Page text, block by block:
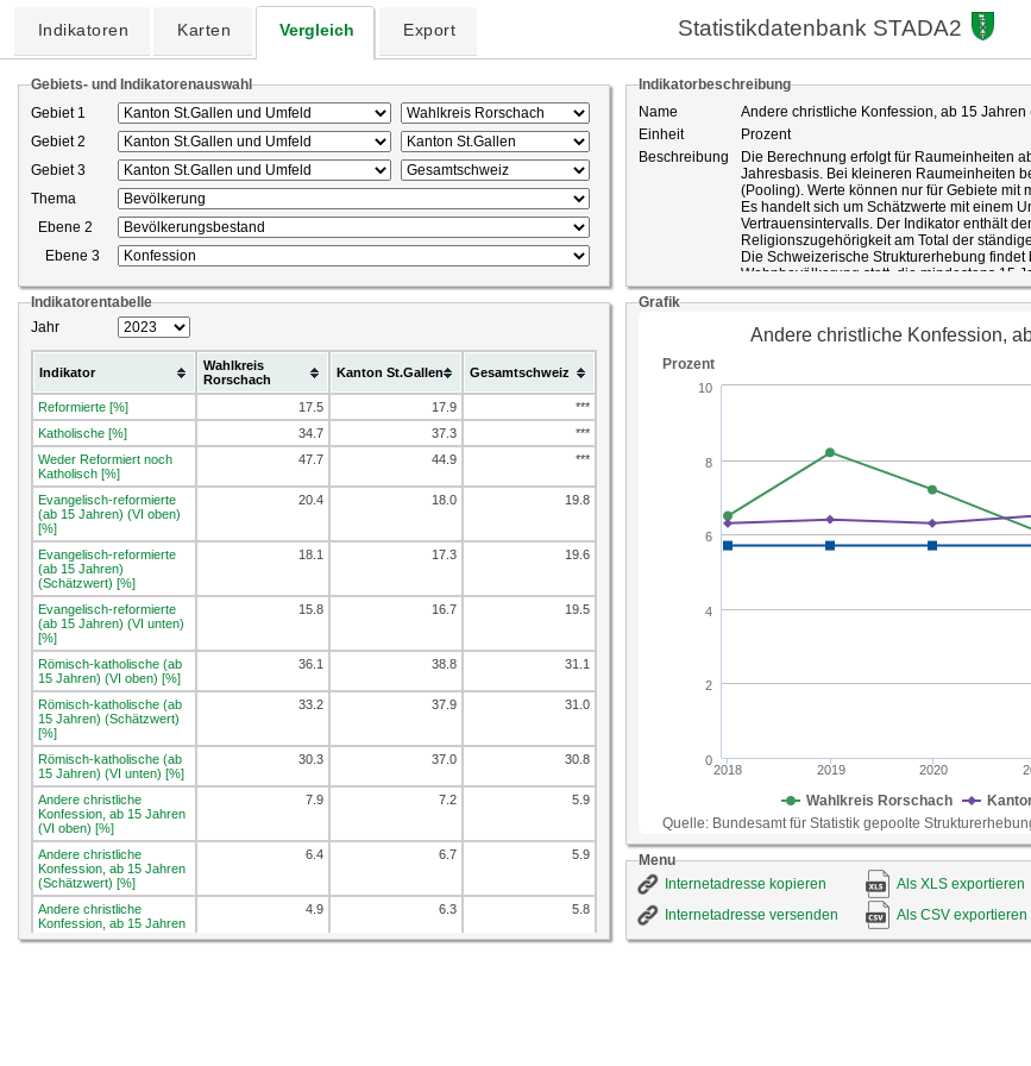
Indikatoren Karten Vergleich Export Statistikdatenbank STADA2
Gebiets- und Indikatorenauswahl
Gebiet 1
Gebiet 2
Gebiet 3
Thema
Ebene 2
Ebene 3
Indikatorentabelle
Jahr
Indikator
Wahlkreis
Rorschach
Kanton St.Gallen Gesamtschweiz
Reformierte [%] 17.5 17.9
***
Katholische [%]
34.7 37.3
***
Weder Reformiert noch
Katholisch [%]
47.7 44.9 ***
Evangelisch-reformierte
(ab 15 Jahren) (VI oben)
[%]
20.4 18.0 19.8
Evangelisch-reformierte
(ab 15 Jahren)
(Schätzwert) [%]
18.1 17.3 19.6
Evangelisch-reformierte
(ab 15 Jahren) (VI unten)
[%]
15.8 16.7 19.5
Römisch-katholische (ab
15 Jahren) (VI oben) [%]
36.1 38.8 31.1
Römisch-katholische (ab
15 Jahren) (Schätzwert)
[%]
33.2 37.9 31.0
Römisch-katholische (ab
15 Jahren) (VI unten) [%]
30.3 37.0 30.8
Andere christliche
Konfession, ab 15 Jahren
(VI oben) [%]
7.9 7.2 5.9
Andere christliche
Konfession, ab 15 Jahren
(Schätzwert) [%]
6.4 6.7 5.9
Andere christliche
Konfession, ab 15 Jahren
(VI unten) [%]
4.9 6.3 5.8
Indikatorbeschreibung
Name
Andere christliche Konfession, ab 15 Jahren
Einheit
Prozent
Beschreibung
Die Berechnung erfolgt für Raumeinheiten
Jahresbasis. Bei kleineren Raumeinheiten
(Pooling). Werte können nur für Gebiete
Es handelt sich um Schätzwerte mit einem
Vertrauensintervalls. Der Indikator enthält
Religionszugehörigkeit am Total der
Die Schweizerische Strukturerhebung
Wohnbevölkerung statt, die mindestens 15
Stichprobe umfasst schweizweit
eine Erhöhung der Stichprobe auf ihrem
keinen Gebrauch gemacht hat. Es werden
Privathaushalten produziert. Die
einer Wahrscheinlichkeit von 95 Prozent
Bundesamt für Statistik gepoolte
St.Gallen
Grafik
Menu
Internetadresse kopieren
Als XLS exportieren
Internetadresse versenden
Als CSV exportieren